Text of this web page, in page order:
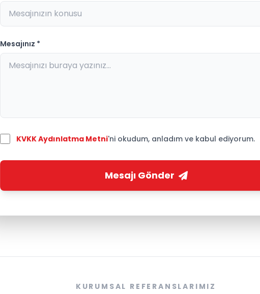
Mesajınız *
KVKK Aydınlatma Metni'ni okudum, anladım ve kabul ediyorum.
Mesajı Gönder
KURUMSAL REFERANSLARIMIZ